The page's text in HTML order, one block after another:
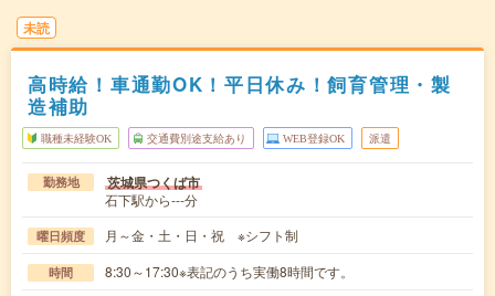
未読
高時給！車通勤OK！平日休み！飼育管理・製
造補助
職種未経験OK 交通費別途支給あり WEB登録OK 派遣
勤務地 茨城県つくば市
石下駅から---分
曜日頻度 月～金・土・日・祝 ※シフト制
時間 8:30～17:30※表記のうち実働8時間です。